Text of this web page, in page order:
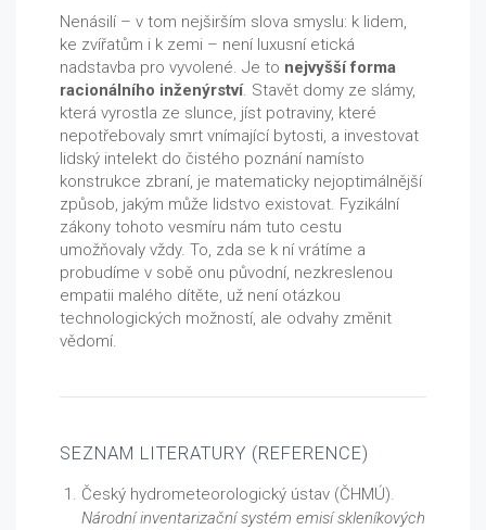
Nenásilí – v tom nejširším slova smyslu: k lidem,
ke zvířatům i k zemi – není luxusní etická
nadstavba pro vyvolené. Je to nejvyšší forma
racionálního inženýrství. Stavět domy ze slámy,
která vyrostla ze slunce, jíst potraviny, které
nepotřebovaly smrt vnímající bytosti, a investovat
lidský intelekt do čistého poznání namísto
konstrukce zbraní, je matematicky nejoptimálnější
způsob, jakým může lidstvo existovat. Fyzikální
zákony tohoto vesmíru nám tuto cestu
umožňovaly vždy. To, zda se k ní vrátíme a
probudíme v sobě onu původní, nezkreslenou
empatii malého dítěte, už není otázkou
technologických možností, ale odvahy změnit
vědomí.
SEZNAM LITERATURY (REFERENCE)
Český hydrometeorologický ústav (ČHMÚ).
Národní inventarizační systém emisí skleníkových